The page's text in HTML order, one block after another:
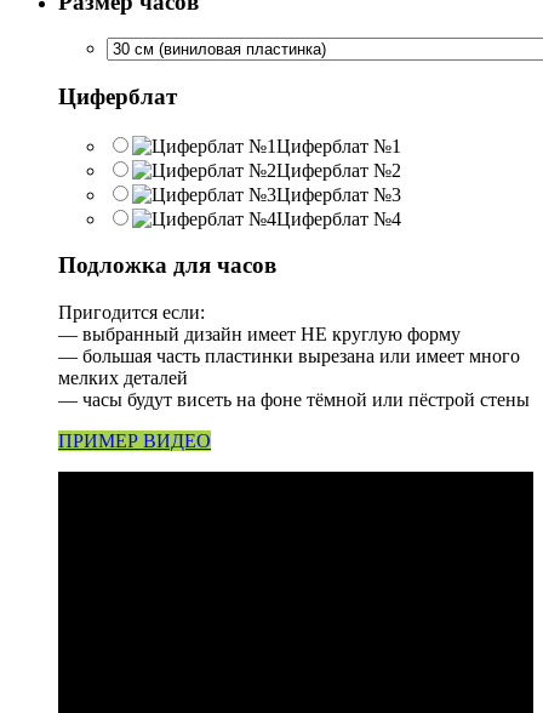
Циферблат
Циферблат №1
Циферблат №2
Циферблат №3
Циферблат №4
Подложка для часов
Пригодится если:
— выбранный дизайн имеет НЕ круглую форму
— большая часть пластинки вырезана или имеет много
мелких деталей
— часы будут висеть на фоне тёмной или пёстрой стены
ПРИМЕР ВИДЕО